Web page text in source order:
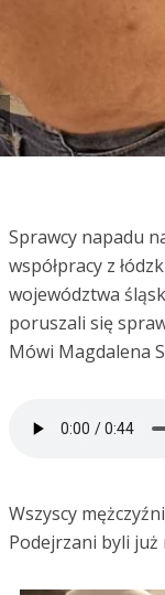
Sprawcy napadu
współpracy z
województwa
poruszali się
Mówi Magdalena
Wszyscy
Podejrzani byli